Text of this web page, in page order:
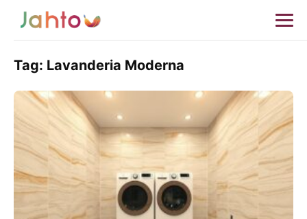
Tag: Lavanderia Moderna